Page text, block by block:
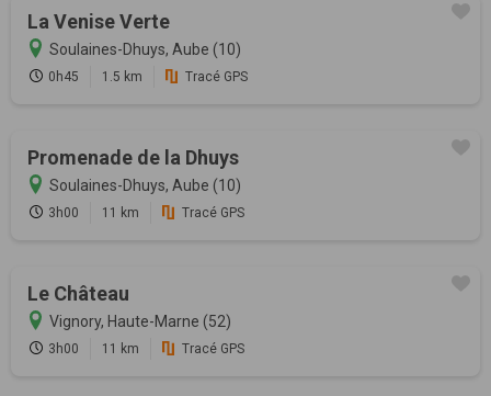
La Venise Verte
Soulaines-Dhuys, Aube (10)
0h45 1.5 km Tracé GPS
Promenade de la Dhuys
Soulaines-Dhuys, Aube (10)
3h00 11 km Tracé GPS
Le Château
Vignory, Haute-Marne (52)
3h00 11 km Tracé GPS